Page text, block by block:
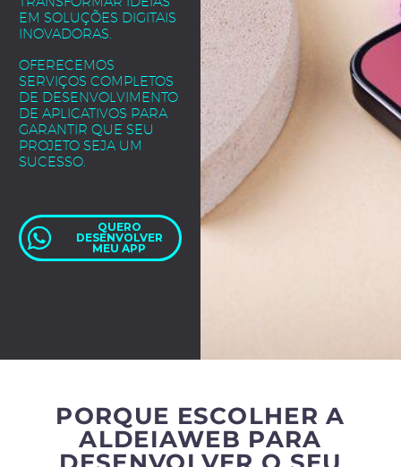
EM SOLUÇÕES DIGITAIS
INOVADORAS.
OFERECEMOS
SERVIÇOS COMPLETOS
DE DESENVOLVIMENTO
DE APLICATIVOS PARA
GARANTIR QUE SEU
PROJETO SEJA UM
SUCESSO.
QUERO
DESENVOLVER
MEU APP
PORQUE ESCOLHER A
ALDEIAWEB PARA